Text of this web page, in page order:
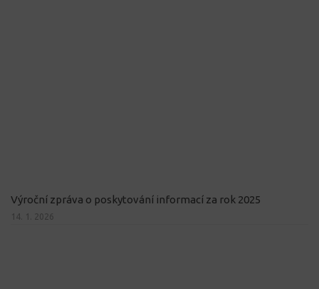
Výroční zpráva o poskytování informací za rok 2025
14. 1. 2026